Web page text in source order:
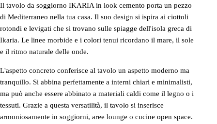
Il tavolo da soggiorno IKARIA in look cemento porta un pezzo
di Mediterraneo nella tua casa. Il suo design si ispira ai ciottoli
rotondi e levigati che si trovano sulle spiagge dell'isola greca di
Ikaria. Le linee morbide e i colori tenui ricordano il mare, il sole
e il ritmo naturale delle onde.
L'aspetto concreto conferisce al tavolo un aspetto moderno ma
tranquillo. Si abbina perfettamente a interni chiari e minimalisti,
ma può anche essere abbinato a materiali caldi come il legno o i
tessuti. Grazie a questa versatilità, il tavolo si inserisce
armoniosamente in soggiorni, aree lounge o cucine open space.